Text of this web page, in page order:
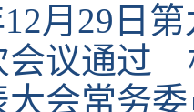
12月29日
会议通过
大会常务